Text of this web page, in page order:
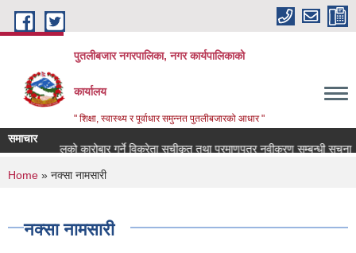
Skip to main content
पुतलीबजार नगरपालिका, नगर कार्यपालिकाको
कार्यालय
" शिक्षा, स्वास्थ्य र पूर्वाधार समुन्नत पुतलीबजारको आधार "
समाचार
रासायनिक मलको कारोबार गर्ने विक्रेता सूचीकृत तथा प्रमाणपत्र नवीकरण सम्बन्धी सूचना ।
You are here
Home » नक्सा नामसारी
नक्सा नामसारी